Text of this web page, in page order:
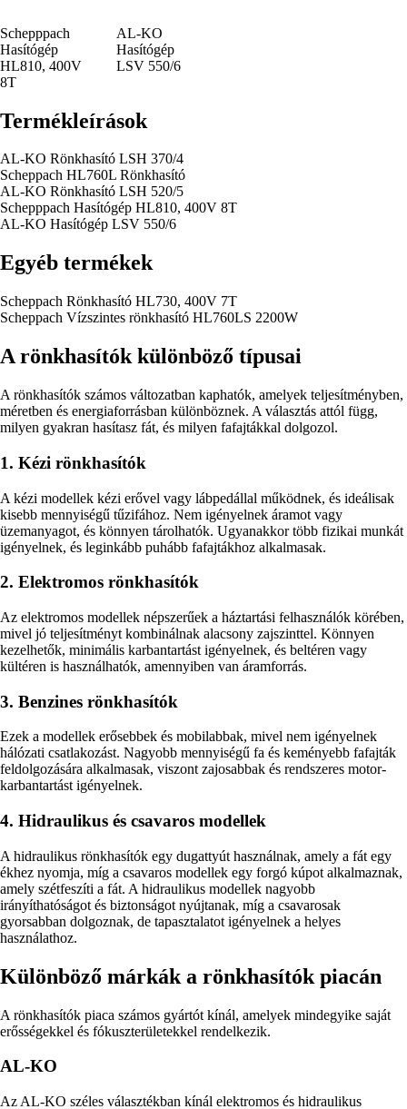
Schepppach
Hasítógép
HL810, 400V
8T
AL-KO
Hasítógép
LSV 550/6
Termékleírások
AL-KO Rönkhasító LSH 370/4
Scheppach HL760L Rönkhasító
AL-KO Rönkhasító LSH 520/5
Schepppach Hasítógép HL810, 400V 8T
AL-KO Hasítógép LSV 550/6
Egyéb termékek
Scheppach Rönkhasító HL730, 400V 7T
Scheppach Vízszintes rönkhasító HL760LS 2200W
A rönkhasítók különböző típusai
A rönkhasítók számos változatban kaphatók, amelyek teljesítményben,
méretben és energiaforrásban különböznek. A választás attól függ,
milyen gyakran hasítasz fát, és milyen fafajtákkal dolgozol.
1. Kézi rönkhasítók
A kézi modellek kézi erővel vagy lábpedállal működnek, és ideálisak
kisebb mennyiségű tűzifához. Nem igényelnek áramot vagy
üzemanyagot, és könnyen tárolhatók. Ugyanakkor több fizikai munkát
igényelnek, és leginkább puhább fafajtákhoz alkalmasak.
2. Elektromos rönkhasítók
Az elektromos modellek népszerűek a háztartási felhasználók körében,
mivel jó teljesítményt kombinálnak alacsony zajszinttel. Könnyen
kezelhetők, minimális karbantartást igényelnek, és beltéren vagy
kültéren is használhatók, amennyiben van áramforrás.
3. Benzines rönkhasítók
Ezek a modellek erősebbek és mobilabbak, mivel nem igényelnek
hálózati csatlakozást. Nagyobb mennyiségű fa és keményebb fafajták
feldolgozására alkalmasak, viszont zajosabbak és rendszeres motor-
karbantartást igényelnek.
4. Hidraulikus és csavaros modellek
A hidraulikus rönkhasítók egy dugattyút használnak, amely a fát egy
ékhez nyomja, míg a csavaros modellek egy forgó kúpot alkalmaznak,
amely szétfeszíti a fát. A hidraulikus modellek nagyobb
irányíthatóságot és biztonságot nyújtanak, míg a csavarosak
gyorsabban dolgoznak, de tapasztalatot igényelnek a helyes
használathoz.
Különböző márkák a rönkhasítók piacán
A rönkhasítók piaca számos gyártót kínál, amelyek mindegyike saját
erősségekkel és fókuszterületekkel rendelkezik.
AL-KO
Az AL-KO széles választékban kínál elektromos és hidraulikus